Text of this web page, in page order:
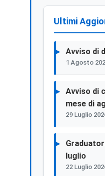
Ultimi
Avviso di
1 Agosto
Avviso di
mese di
29 Luglio
luglio
22 Luglio